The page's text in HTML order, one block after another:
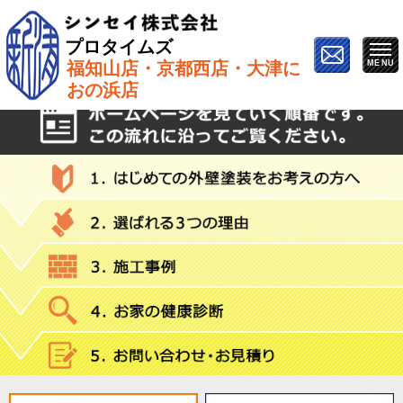
プロタイムズ
福知山店・京都西店・大津に
おの浜店
ホーム»不良施行